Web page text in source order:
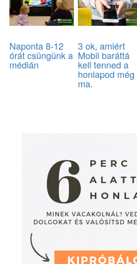
Naponta 8-12
órát csüngünk a
médián
3 ok, amiért
Mobil baráttá
kell tenned a
honlapod még
ma.